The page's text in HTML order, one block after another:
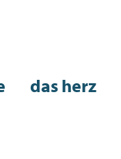
das herz